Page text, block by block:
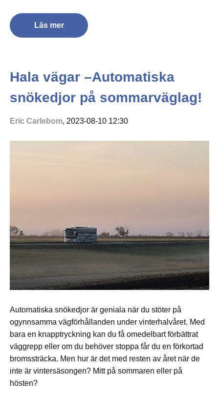
Läs mer
Hala vägar –Automatiska
snökedjor på sommarväglag!
Eric Carlebom, 2023-08-10 12:30
Automatiska snökedjor är geniala när du stöter på
ogynnsamma vägförhållanden under vinterhalvåret. Med
bara en knapptryckning kan du få omedelbart förbättrat
väggrepp eller om du behöver stoppa får du en förkortad
bromssträcka. Men hur är det med resten av året när de
inte är vintersäsongen? Mitt på sommaren eller på
hösten?